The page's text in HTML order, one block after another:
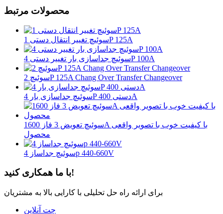
محصولات مرتبط
سوئیچ تغییر انتقال دستی 1P 125A
سوئیچ جداسازی بار تغییر دستی 4P 100A
سوئیچ 2P 125A Chang Over Transfer Changeover
سوئیچ جداسازی بار 4P دستی 400A
سوئیچ تعویض 3 فاز 1600A با کیفیت خوب با تصویر واقعی
محصول
سوئیچ جداساز 4p 440-660V
با ما همکاری کنید!
برای ارائه راه حل تحلیلی با کارایی بالا به مشتریان
چت آنلاین